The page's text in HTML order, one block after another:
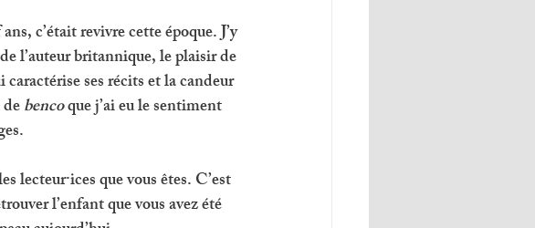
c’était revivre cette époque. J’y
l’auteur britannique, le plaisir de
ses récits et la candeur
benco que j’ai eu le sentiment
lecteur·ices que vous êtes. C’est
l’enfant que vous avez été